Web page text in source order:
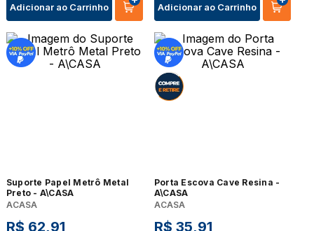
Adicionar ao Carrinho Adicionar ao Carrinho
Suporte Papel Metrô Metal
Preto - A\CASA
ACASA
R$ 62,91
Porta Escova Cave Resina -
A\CASA
ACASA
R$ 35,91